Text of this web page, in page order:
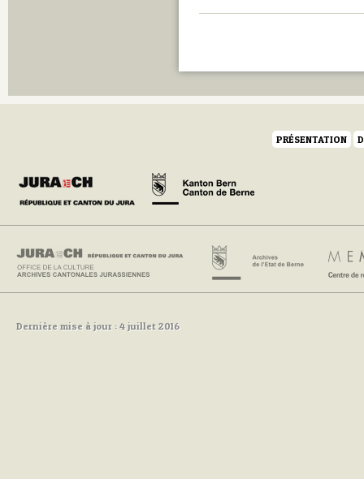
PRÉSENTATION
Dernière mise à jour : 4 juillet 2016